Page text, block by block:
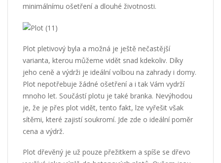
minimálnímu ošetření a dlouhé životnosti.
Plot pletivový byla a možná je ještě nečastější
varianta, kterou můžeme vidět snad kdekoliv. Díky
jeho ceně a výdrži je ideální volbou na zahrady i domy.
Plot nepotřebuje žádné ošetření a i tak Vám vydrží
mnoho let. Součástí plotu je také branka. Nevýhodou
je, že je přes plot vidět, tento fakt, lze vyřešit však
sítěmi, které zajistí soukromí. Jde zde o ideální poměr
cena a výdrž.
Plot dřevěný je už pouze přežitkem a spíše se dřevo